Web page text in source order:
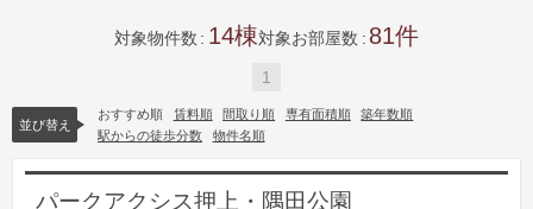
対象物件数 14 対象お部屋数 81
1
並び替え
おすすめ順 賃料順 間取り順 専有面積順
築年数順
駅からの徒歩分数
物件名順
パークアクシス押上・隅田公園